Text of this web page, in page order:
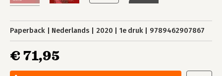
Paperback Nederlands 2020 1e druk 9789462907867
€ 71,95